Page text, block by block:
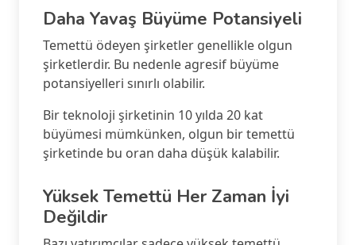
Daha Yavaş Büyüme Potansiyeli
Temettü ödeyen şirketler genellikle olgun
şirketlerdir. Bu nedenle agresif büyüme
potansiyelleri sınırlı olabilir.
Bir teknoloji şirketinin 10 yılda 20 kat
büyümesi mümkünken, olgun bir temettü
şirketinde bu oran daha düşük kalabilir.
Yüksek Temettü Her Zaman İyi
Değildir